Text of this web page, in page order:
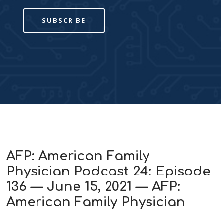
SUBSCRIBE
AFP: American Family
Physician Podcast 24: Episode
136 — June 15, 2021 — AFP:
American Family Physician